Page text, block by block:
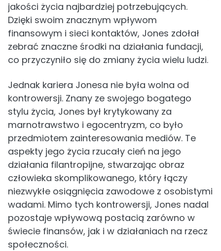
jakości życia najbardziej potrzebujących.
Dzięki swoim znacznym wpływom
finansowym i sieci kontaktów, Jones zdołał
zebrać znaczne środki na działania fundacji,
co przyczyniło się do zmiany życia wielu ludzi.
Jednak kariera Jonesa nie była wolna od
kontrowersji. Znany ze swojego bogatego
stylu życia, Jones był krytykowany za
marnotrawstwo i egocentryzm, co było
przedmiotem zainteresowania mediów. Te
aspekty jego życia rzucały cień na jego
działania filantropijne, stwarzając obraz
człowieka skomplikowanego, który łączy
niezwykłe osiągnięcia zawodowe z osobistymi
wadami. Mimo tych kontrowersji, Jones nadal
pozostaje wpływową postacią zarówno w
świecie finansów, jak i w działaniach na rzecz
społeczności.